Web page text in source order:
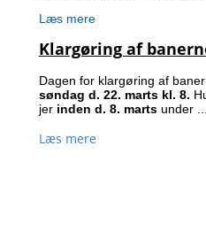
Læs mere
Klargøring af
Dagen for klargøring af
søndag d. 22. marts kl. 8.
jer inden d. 8. martsunder ...
Læs mere